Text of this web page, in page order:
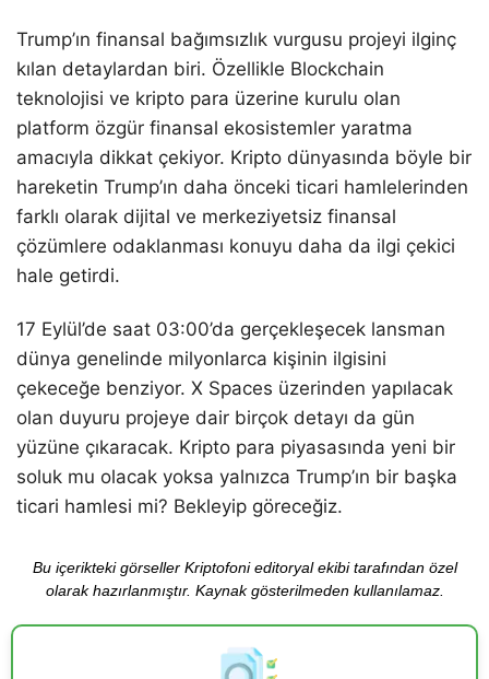
Trump’ın finansal bağımsızlık vurgusu projeyi ilginç
kılan detaylardan biri. Özellikle Blockchain
teknolojisi ve kripto para üzerine kurulu olan
platform özgür finansal ekosistemler yaratma
amacıyla dikkat çekiyor. Kripto dünyasında böyle bir
hareketin Trump’ın daha önceki ticari hamlelerinden
farklı olarak dijital ve merkeziyetsiz finansal
çözümlere odaklanması konuyu daha da ilgi çekici
hale getirdi.
17 Eylül’de saat 03:00’da gerçekleşecek lansman
dünya genelinde milyonlarca kişinin ilgisini
çekeceğe benziyor. X Spaces üzerinden yapılacak
olan duyuru projeye dair birçok detayı da gün
yüzüne çıkaracak. Kripto para piyasasında yeni bir
soluk mu olacak yoksa yalnızca Trump’ın bir başka
ticari hamlesi mi? Bekleyip göreceğiz.
Bu içerikteki görseller Kriptofoni editoryal ekibi tarafından özel
olarak hazırlanmıştır. Kaynak gösterilmeden kullanılamaz.